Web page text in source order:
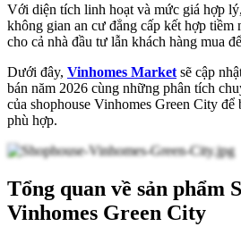
Với diện tích linh hoạt và mức giá hợp
không gian an cư đẳng cấp kết hợp
cho cả nhà đầu tư lẫn khách hàng mua
Dưới đây, Vinhomes Market sẽ cập
bán năm 2026 cùng những phân tích
của shophouse Vinhomes Green City
phù hợp.
Tổng quan về sản phẩm
Vinhomes Green City